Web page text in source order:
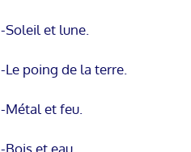
-Soleil et lune.
-Le poing de la terre.
-Métal et feu.